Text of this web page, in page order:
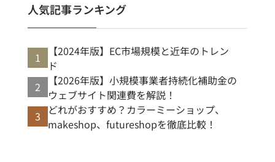
人気記事ランキング
【2024年版】EC市場規模と近年のトレン
ド
【2026年版】小規模事業者持続化補助金の
ウェブサイト関連費を解説！
どれがおすすめ？カラーミーショップ、
makeshop、futureshopを徹底比較！